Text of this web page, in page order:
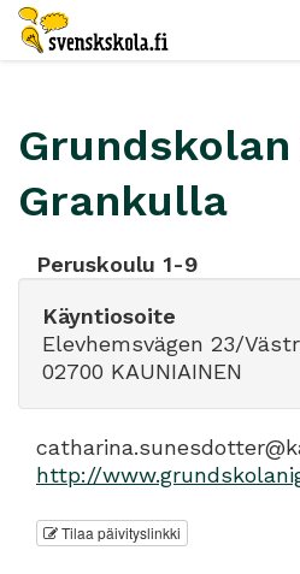
Grundskolan
Grankulla
Peruskoulu 1-9
Käyntiosoite
Elevhemsvägen 23/
02700 KAUNIAINEN
http://
Tilaa päivityslinkki